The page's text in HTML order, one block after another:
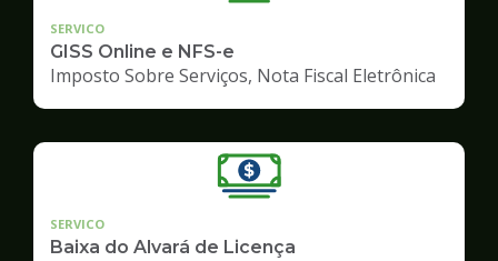
SERVICO
GISS Online e NFS-e
Imposto Sobre Serviços, Nota Fiscal Eletrônica
SERVICO
Baixa do Alvará de Licença